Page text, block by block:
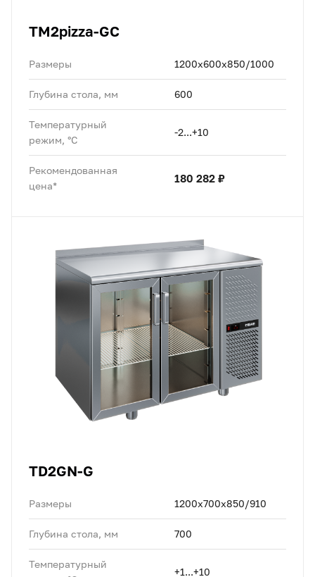
TM2pizza-GC
Размеры 1200x600x850/1000
Глубина стола, мм 600
Температурный
режим, °C
-2...+10
Рекомендованная
цена*
180 282 ₽
TD2GN-G
Размеры 1200x700x850/910
Глубина стола, мм 700
Температурный
+1...+10